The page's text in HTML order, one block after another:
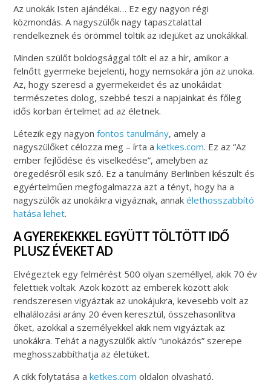
Az unokák Isten ajándékai… Ez egy nagyon régi
közmondás. A nagyszülők nagy tapasztalattal
rendelkeznek és örömmel töltik az idejüket az unokákkal.
Minden szülőt boldogsággal tölt el az a hír, amikor a
felnőtt gyermeke bejelenti, hogy nemsokára jön az unoka.
Az, hogy szeresd a gyermekeidet és az unokáidat
természetes dolog, szebbé teszi a napjainkat és főleg
idős korban értelmet ad az életnek.
Létezik egy nagyonfontos tanulmány, amely a
nagyszülőket célozza meg – írta aketkes.com. Ez az “Az
ember fejlődése és viselkedése”, amelyben az
öregedésről esik szó. Ez a tanulmány Berlinben készült és
egyértelműen megfogalmazza azt a tényt, hogy ha a
nagyszülők az unokáikra vigyáznak, annakélethosszabbító
hatása lehet.
A GYEREKEKKEL EGYÜTT TÖLTÖTT IDŐ
PLUSZ ÉVEKET AD
Elvégeztek egy felmérést 500 olyan személlyel, akik 70 év
felettiek voltak. Azok között az emberek között akik
rendszeresen vigyáztak az unokájukra, kevesebb volt az
elhalálozási arány 20 éven keresztül, összehasonlítva
őket, azokkal a személyekkel akik nem vigyáztak az
unokákra. Tehát a nagyszülők aktív “unokázós” szerepe
meghosszabbíthatja az életüket.
A cikk folytatása aketkes.com oldalon olvasható.